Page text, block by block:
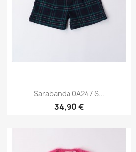
Sarabanda 0A247 S...
34,90 €